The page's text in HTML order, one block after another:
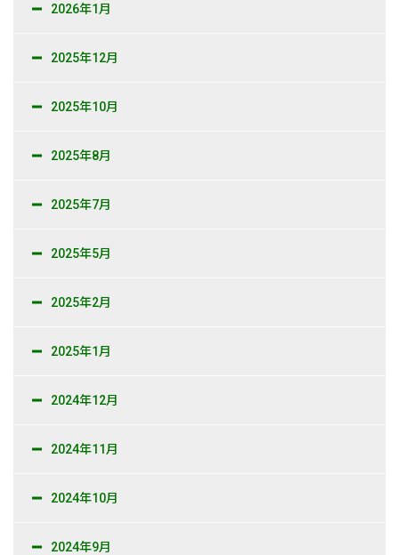
2026年1月
2025年12月
2025年10月
2025年8月
2025年7月
2025年5月
2025年2月
2025年1月
2024年12月
2024年11月
2024年10月
2024年9月
一般採用 アグリ事業部
社内制度・福利厚生